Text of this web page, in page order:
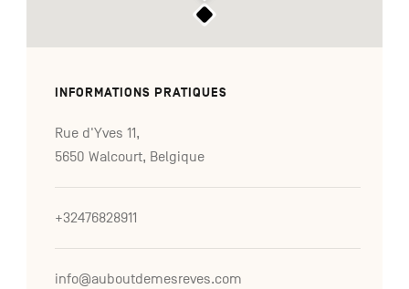
INFORMATIONS PRATIQUES
Rue d'Yves 11,
5650 Walcourt, Belgique
+32476828911
info@auboutdemesreves.com